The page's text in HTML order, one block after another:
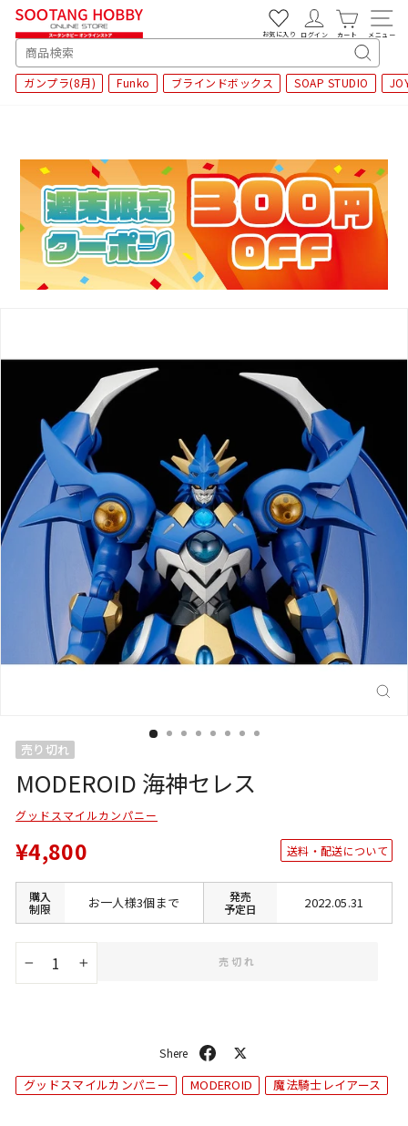
SEARCH
キ
ー
検
索
ガンプラ(8月) Funko ブラインドボックス SOAP STUDIO
お気に入り ログイン カート メニュー
売り切れ
MODEROID 海神セレス
グッドスマイルカンパニー
¥4,800 送料・配送について
購入
制限
お一人様3個まで
発売
予定日
2022.05.31
+
売切れ
シ
ア
ト
グッドスマイルカンパニー MODEROID 魔法騎士レイアース